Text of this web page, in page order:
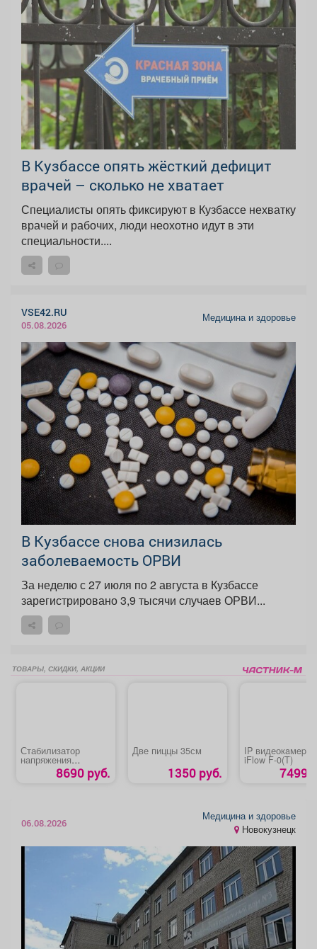
В Кузбассе опять жёсткий дефицит
врачей – сколько не хватает
Специалисты опять фиксируют в Кузбассе нехватку
врачей и рабочих, люди неохотно идут в эти
специальности....
VSE42.RU
05.08.2026
Медицина и здоровье
В Кузбассе снова снизилась
заболеваемость ОРВИ
За неделю с 27 июля по 2 августа в Кузбассе
зарегистрировано 3,9 тысячи случаев ОРВИ...
ТОВАРЫ, СКИДКИ, АКЦИИ
Стабилизатор
напряжения
однофазный
«Ресанта АСН8690 руб.
Две пиццы 35см
1350 руб.
IP видеокaмepa
iFlow F-0(T)
7499
06.08.2026
Медицина и здоровье
Новокузнецк